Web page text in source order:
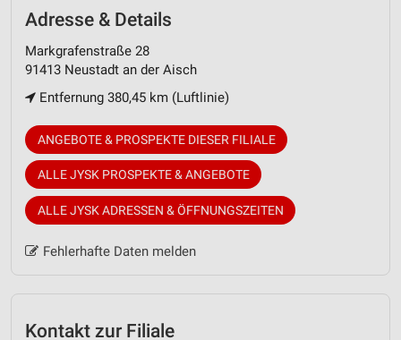
Adresse & Details
Markgrafenstraße 28
91413 Neustadt an der Aisch
Entfernung 380,45 km (Luftlinie)
ANGEBOTE & PROSPEKTE DIESER FILIALE
ALLE JYSK PROSPEKTE & ANGEBOTE
ALLE JYSK ADRESSEN & ÖFFNUNGSZEITEN
Fehlerhafte Daten melden
Kontakt zur Filiale